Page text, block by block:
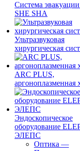
Система
SHE SHA
Ультразвуковая
хирургическая
ARC PLUS,
аргоноплазменная
Эндоскопическое
оборудование
ЭЛЕПС
Оптика —